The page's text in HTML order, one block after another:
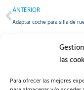
las
Para ofrecer las mejores
ANTERIOR